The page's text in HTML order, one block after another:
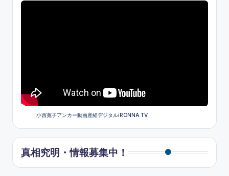
小西寛子アンカー動画産経デジタルiRONNA TV
真相究明・情報募集中！